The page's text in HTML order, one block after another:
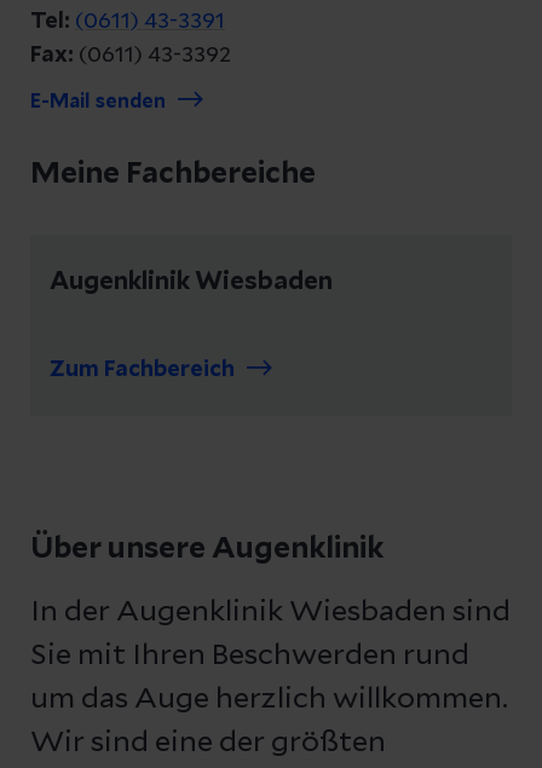
Tel: (0611) 43-3391
Fax: (0611) 43-3392
E-Mail senden
Meine Fachbereiche
Augenklinik Wiesbaden
Zum Fachbereich
Über unsere Augenklinik
In der Augenklinik Wiesbaden sind
Sie mit Ihren Beschwerden rund
um das Auge herzlich willkommen.
Wir sind eine der größten